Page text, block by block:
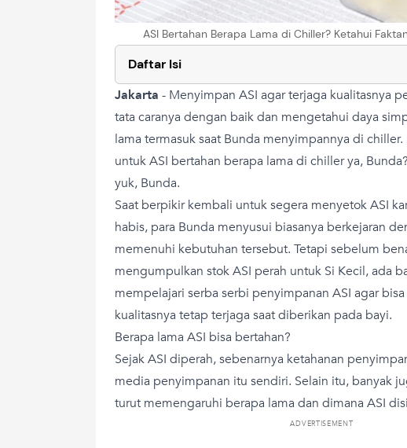
ASI Bertahan Berapa Lama di Chiller? Ketahui
Daftar Isi
Jakarta - Menyimpan ASI agar terjaga kualitasnya
tata caranya dengan baik dan mengetahui daya
lama termasuk saat Bunda menyimpannya di chiller.
untuk ASI bertahan berapa lama di chiller ya,
yuk, Bunda.
Saat berpikir kembali untuk segera menyetok ASI
habis, para Bunda menyusui biasanya berkejaran
memenuhi kebutuhan tersebut. Tetapi sebelum
mengumpulkan stok ASI perah untuk Si Kecil, ada
mempelajari serba serbi penyimpanan ASI agar
kualitasnya tetap terjaga saat diberikan pada bayi.
Berapa lama ASI bisa bertahan?
Sejak ASI diperah, sebenarnya ketahanan
media penyimpanan itu sendiri. Selain itu, banyak
turut memengaruhi berapa lama dan dimana ASI
ADVERTISEMENT